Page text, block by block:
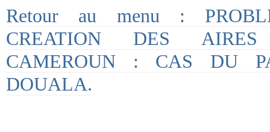
Retour au menu :
CREATION DES
CAMEROUN : CAS DU
DOUALA.